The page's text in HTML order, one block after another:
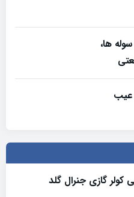
ها،
عیب
کولر گازی جنرال گلد